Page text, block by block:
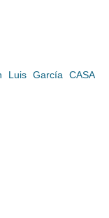
Luis García CASA